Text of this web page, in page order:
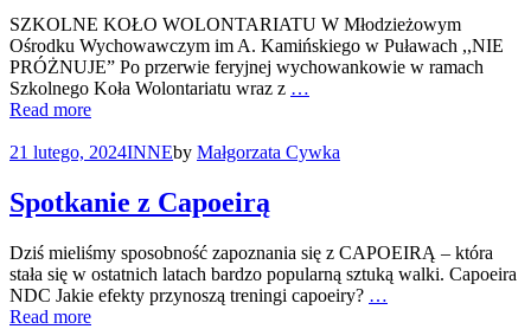
SZKOLNE KOŁO WOLONTARIATU W Młodzieżowym
Ośrodku Wychowawczym im A. Kamińskiego w Puławach ,,NIE
PRÓŻNUJE” Po przerwie feryjnej wychowankowie w ramach
Szkolnego Koła Wolontariatu wraz z …
Read more
21 lutego, 2024INNEby Małgorzata Cywka
Spotkanie z Capoeirą
Dziś mieliśmy sposobność zapoznania się z CAPOEIRĄ – która
stała się w ostatnich latach bardzo popularną sztuką walki. Capoeira
NDC Jakie efekty przynoszą treningi capoeiry? …
Read more